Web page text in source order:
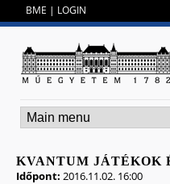
BME | LOGIN
KVANTUM JÁTÉKOK
Időpont: 2016.11.02. 16:00